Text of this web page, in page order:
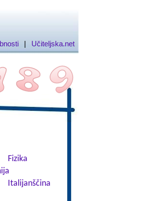
| Učiteljska.net
Fizika
Italijanščina